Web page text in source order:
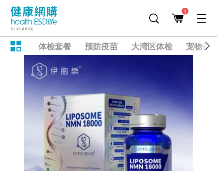
1
体检套餐 预防疫苗 大湾区体检 宠物健